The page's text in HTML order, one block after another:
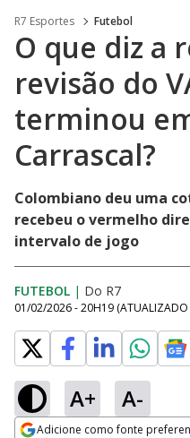
R7 Esportes Futebol
O que diz a
revisão do
terminou
Carrascal?
Colombiano deu uma
recebeu o vermelho
intervalo de jogo
FUTEBOL | Do R7
01/02/2026 - 20H19 (ATUALIZADO
A+ A-
Adicione como fonte